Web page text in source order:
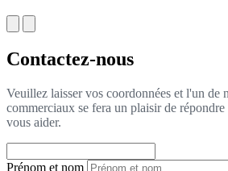
Contactez-nous
Veuillez laisser vos coordonnées et l'un de
commerciaux se fera un plaisir de répondre
vous aider.
Prénom et nom